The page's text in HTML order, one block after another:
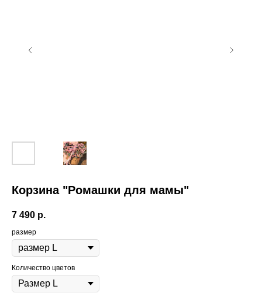
Корзина "Ромашки для мамы"
7 490 р.
размер
Количество цветов